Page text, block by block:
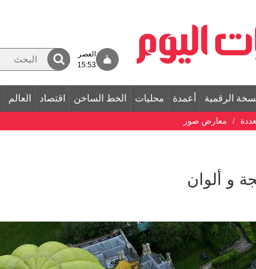
العصر
15:53
الرقمية أعمدة محليات الخط الساخن اقتصاد العالم
معارض صور
و ألوان